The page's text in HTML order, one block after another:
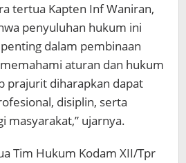
tertua Kapten Inf Waniran,
penyuluhan hukum ini
dalam pembinaan
aturan dan hukum
prajurit diharapkan dapat
disiplin, serta
masyarakat,” ujarnya.
Tim Hukum Kodam XII/Tpr